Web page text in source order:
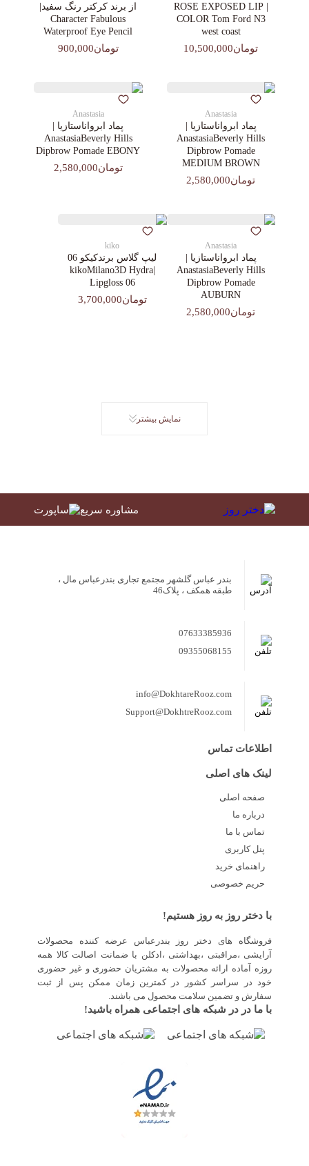
| ROSE EXPOSED LIP
COLOR Tom Ford N3
west coast
تومان10,500,000
از برند کرکتر رنگ سفید|
Character Fabulous
Waterproof Eye Pencil
تومان900,000
Anastasia
پماد ابرواناستازیا |
AnastasiaBeverly Hills
Dipbrow Pomade
MEDIUM BROWN
تومان2,580,000
Anastasia
پماد ابرواناستازیا |
AnastasiaBeverly Hills
Dipbrow Pomade EBONY
تومان2,580,000
Anastasia
پماد ابرواناستازیا |
AnastasiaBeverly Hills
Dipbrow Pomade
AUBURN
تومان2,580,000
kiko
لیپ گلاس‌ برندکیکو 06
|kikoMilano3D Hydra
Lipgloss 06
تومان3,700,000
نمایش بیشتر
مشاوره سریع
بندر عباس گلشهر مجتمع تجاری بندرعباس مال ،
طبقه همکف ، پلاک46
07633385936
09355068155
info@DokhtareRooz.com
Support@DokhtreRooz.com
اطلاعات تماس
لینک های اصلی
صفحه اصلی
درباره ما
تماس با ما
پنل کاربری
راهنمای خرید
حریم خصوصی
با دختر روز به روز هستیم!
فروشگاه های دختر روز بندرعباس عرضه کننده محصولات
آرایشی ،مراقبتی ،بهداشتی ،ادکلن با ضمانت اصالت کالا همه
روزه آماده ارائه محصولات به مشتریان حضوری و غیر حضوری
خود در سراسر کشور در کمترین زمان ممکن پس از ثبت
سفارش و تضمین سلامت محصول می باشند.
با ما در در شبکه های اجتماعی همراه باشید!